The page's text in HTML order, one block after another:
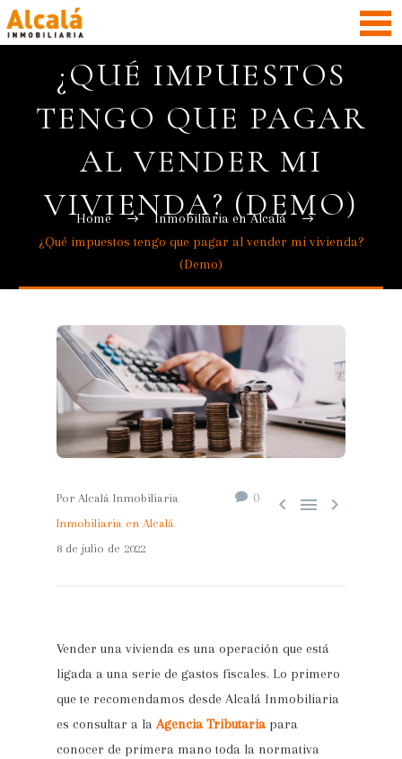
¿QUÉ IMPUESTOS
TENGO QUE PAGAR
AL VENDER MI
VIVIENDA? (DEMO)
Home
Inmobiliaria en Alcalá
¿Qué impuestos tengo que pagar al vender mi vivienda?
(Demo)
0   
Por Alcalá Inmobiliaria
Inmobiliaria en Alcalá
8 de julio de 2022
Vender una vivienda es una operación que está
ligada a una serie de gastos fiscales. Lo primero
que te recomendamos desde Alcalá Inmobiliaria
es consultar a laAgencia Tributaria para
conocer de primera mano toda la normativa